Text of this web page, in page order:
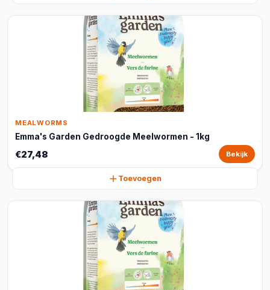
MEALWORMS
Emma's Garden Gedroogde Meelwormen - 1kg
€27,48 Bekijk
Toevoegen